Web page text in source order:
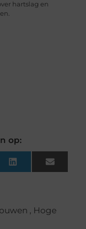
hartslag en
op:
LinkedIn Email
, Hoge